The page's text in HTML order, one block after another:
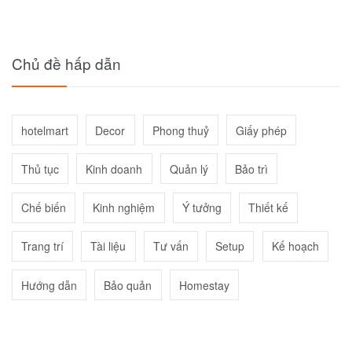
Chủ đề hấp dẫn
hotelmart Decor Phong thuỷ Giấy phép
Thủ tục Kinh doanh Quản lý Bảo trì
Chế biến Kinh nghiệm Ý tưởng Thiết kế
Trang trí Tài liệu Tư vấn Setup Kế hoạch
Hướng dẫn Bảo quản Homestay